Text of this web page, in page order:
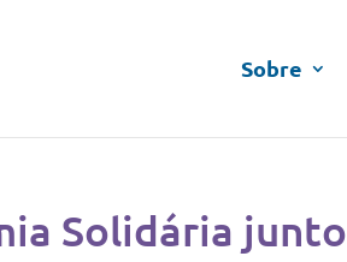
Sobre
Solidária junto